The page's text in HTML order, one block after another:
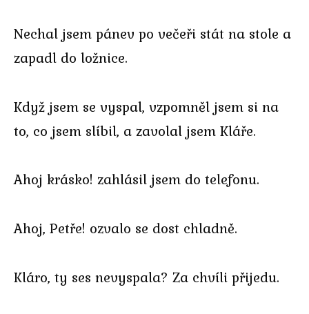
Nechal jsem pánev po večeři stát na stole a
zapadl do ložnice.
Když jsem se vyspal, vzpomněl jsem si na
to, co jsem slíbil, a zavolal jsem Kláře.
Ahoj krásko! zahlásil jsem do telefonu.
Ahoj, Petře! ozvalo se dost chladně.
Kláro, ty ses nevyspala? Za chvíli přijedu.